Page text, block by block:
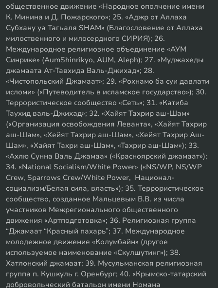
общественное движение «Народное ополчение имени
К. Минина и Д. Пожарского»; 25. «Аджр от Аллаха
Субхану уа Тагьаля SHAM» (Благословение от Аллаха
милоственного и милосердного СИРИЯ); 26.
Международное религиозное объединение «АУМ
Синрике» (AumShinrikyo, AUM, Aleph); 27. «Муджахеды
джамаата Ат-Тавхида Валь-Джихад»; 28.
«Чистопольский Джамаат»; 29. «Рохнамо ба суи давлати
исломи» («Путеводитель в исламское государство»); 30.
Террористическое сообщество «Сеть»; 31. «Катиба
Таухид валь-Джихад»; 32. «Хайят Тахрир аш-Шам»
(«Организация освобождения Леванта», «Хайят Тахрир
аш-Шам», «Хейят Тахрир аш-Шам», «Хейят Тахрир Аш-
Шам», «Хайят Тахри аш-Шам», «Тахрир аш-Шам»); 33.
«Ахлю Сунна Валь Джамаа» («Красноярский джамаат»);
34. «National Socialism/White Power» («NS/WP, NS/WP
Crew, Sparrows Crew/White Power, Национал-
социализм/Белая сила, власть»); 35. Террористическое
сообщество, созданное Мальцевым В.В. из числа
участников Межрегионального общественного
движения «Артподготовка»; 36. Религиозная группа
“Джамаат “Красный пахарь”; 37. Международное
молодежное движение «Колумбайн» (другое
используемое наименование «Скулшутинг»); 38.
Хатлонский джамаат; 39. Мусульманская религиозная
группа п. Кушкуль г. Оренбург; 40. «Крымско-татарский
добровольческий батальон имени Номана